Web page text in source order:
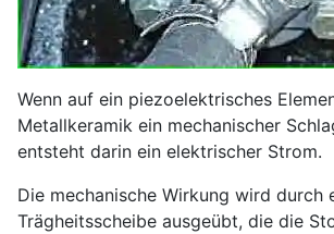
Wenn auf ein piezoelektrisches
Metallkeramik ein mechanischer
entsteht darin ein elektrischer Strom.
Die mechanische Wirkung wird durch
Trägheitsscheibe ausgeübt, die die